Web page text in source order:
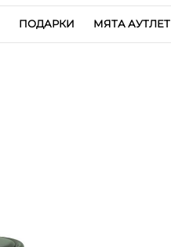
ПОДАРКИ МЯТА АУТЛЕТ